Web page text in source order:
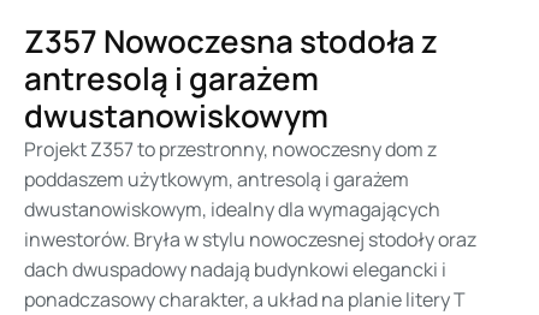
Z357 Nowoczesna stodoła z
antresolą i garażem
dwustanowiskowym
Projekt Z357 to przestronny, nowoczesny dom z
poddaszem użytkowym, antresolą i garażem
dwustanowiskowym, idealny dla wymagających
inwestorów. Bryła w stylu nowoczesnej stodoły oraz
dach dwuspadowy nadają budynkowi elegancki i
ponadczasowy charakter, a układ na planie litery T